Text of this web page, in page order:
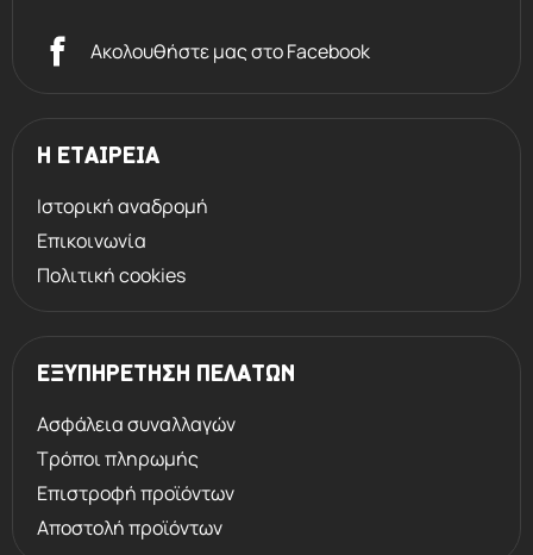
Ακολουθήστε μας στο Facebook
Η ΕΤΑΙΡΕΙΑ
Ιστορική αναδρομή
Επικοινωνία
Πολιτική cookies
ΕΞΥΠΗΡΕΤΗΣΗ ΠΕΛΑΤΩΝ
Ασφάλεια συναλλαγών
Τρόποι πληρωμής
Επιστροφή προϊόντων
Αποστολή προϊόντων